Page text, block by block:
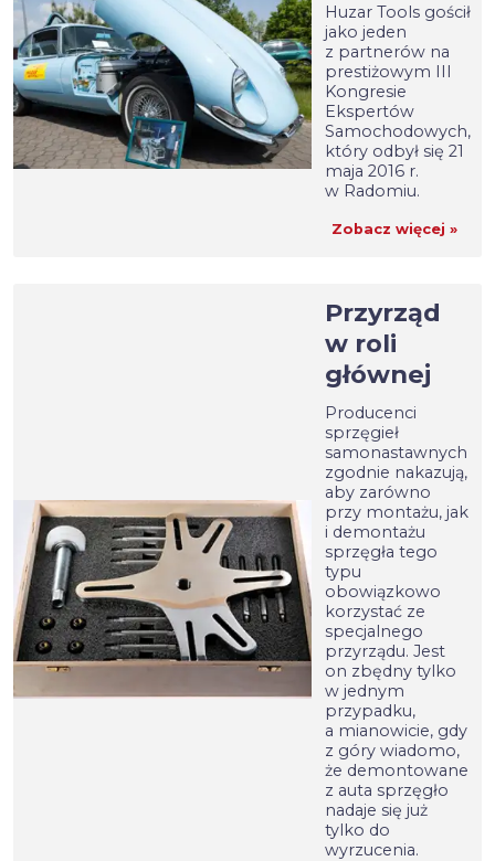
Huzar Tools gościł
jako jeden
z partnerów na
prestiżowym III
Kongresie
Ekspertów
Samochodowych,
który odbył się 21
maja 2016 r.
w Radomiu.
Zobacz więcej »
Przyrząd
w roli
głównej
Producenci
sprzęgieł
samonastawnych
zgodnie nakazują,
aby zarówno
przy montażu, jak
i demontażu
sprzęgła tego
typu
obowiązkowo
korzystać ze
specjalnego
przyrządu. Jest
on zbędny tylko
w jednym
przypadku,
a mianowicie, gdy
z góry wiadomo,
że demontowane
z auta sprzęgło
nadaje się już
tylko do
wyrzucenia.